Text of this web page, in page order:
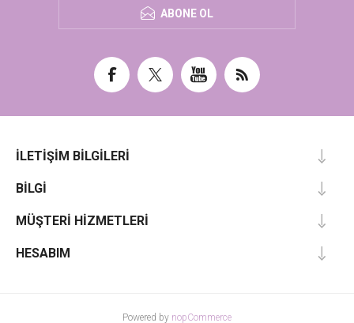
ABONE OL
İLETIŞIM BILGILERI
BILGI
MÜŞTERI HIZMETLERI
HESABIM
Powered by nopCommerce